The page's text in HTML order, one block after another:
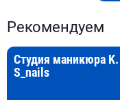
Рекомендуем
Студия маникюра K.
S_nails